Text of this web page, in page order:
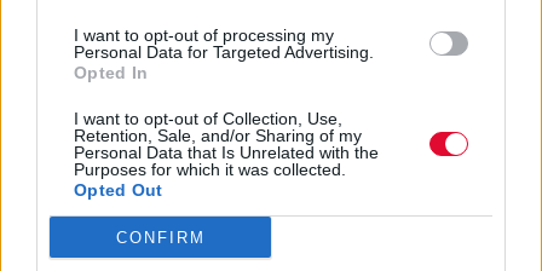
I want to opt-out of processing my
Personal Data for Targeted Advertising.
Opted In
I want to opt-out of Collection, Use,
Retention, Sale, and/or Sharing of my
Personal Data that Is Unrelated with the
Purposes for which it was collected.
Opted Out
CONFIRM